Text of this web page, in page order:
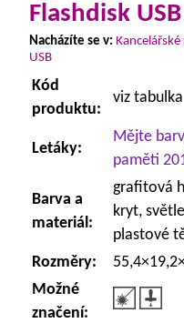
Flashdisk
Nacházíte se v:
USB
Kód
produktu:
viz tabulka
Letáky:
Mějte
paměti
Barva a
materiál:
grafitová
kryt,
plastové
Rozměry:
Možné
značení: